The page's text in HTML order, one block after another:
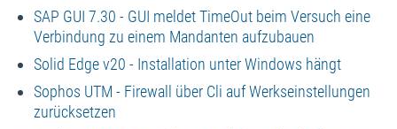
SAP GUI 7.30 - GUI meldet TimeOut beim Versuch eine
Verbindung zu einem Mandanten aufzubauen
Solid Edge v20 - Installation unter Windows hängt
Sophos UTM - Firewall über Cli auf Werkseinstellungen
zurücksetzen